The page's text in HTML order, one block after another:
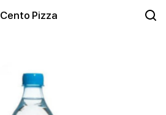
Cento Pizza